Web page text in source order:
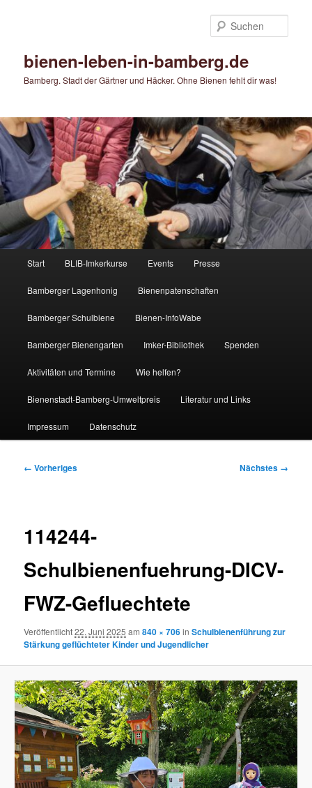
bienen-leben-in-bamberg.de
Bamberg. Stadt der Gärtner und Häcker. Ohne Bienen fehlt dir was!
Start BLIB-Imkerkurse Events Presse
Bamberger Lagenhonig Bienenpatenschaften
Bamberger Schulbiene Bienen-InfoWabe
Bamberger Bienengarten Imker-Bibliothek Spenden
Aktivitäten und Termine Wie helfen?
Bienenstadt-Bamberg-Umweltpreis Literatur und Links
Impressum Datenschutz
Bilder-
← Vorheriges Nächstes →
114244-
Schulbienenfuehrung-DICV-
FWZ-Gefluechtete
Veröffentlicht22. Juni 2025 am840 × 706inSchulbienenführung zur
Stärkung geflüchteter Kinder und Jugendlicher